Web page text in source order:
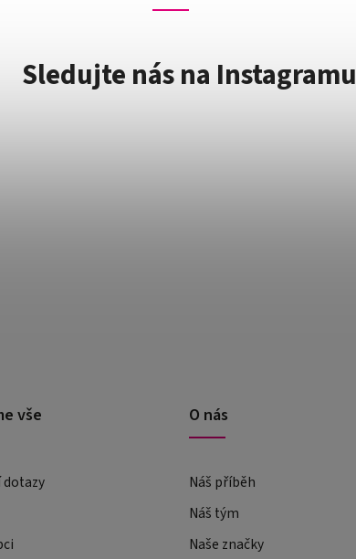
Sledujte nás na Instagramu
vše
dotazy
O nás
Náš příběh
Náš tým
Naše značky